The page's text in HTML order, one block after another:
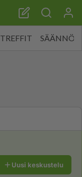
TREFFIT SÄÄNNÖT
Uusi keskustelu